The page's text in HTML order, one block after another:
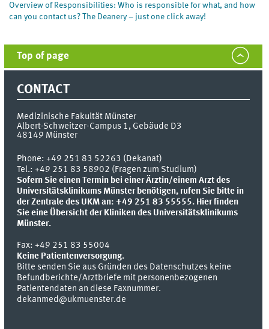
Overview of Responsibilities: Who is responsible for what, and how
can you contact us? The Deanery – just one click away!
Top of page
CONTACT
Medizinische Fakultät Münster
Albert-Schweitzer-Campus 1, Gebäude D3
48149 Münster
Phone:+49 251 83 52263 (Dekanat)
Tel.: +49 251 83 58902 (Fragen zum Studium)
Sofern Sie einen Termin bei einer Ärztin/einem Arzt des
Universitätsklinikums Münster benötigen, rufen Sie bitte in
der Zentrale des UKM an: +49 251 83 55555. Hier finden
Sie eine Übersicht der Kliniken des Universitätsklinikums
Münster.
Fax:+49 251 83 55004
Keine Patientenversorgung.
Bitte senden Sie aus Gründen des Datenschutzes keine
Befundberichte/Arztbriefe mit personenbezogenen
Patientendaten an diese Faxnummer.
dekanmed@ukmuenster.de